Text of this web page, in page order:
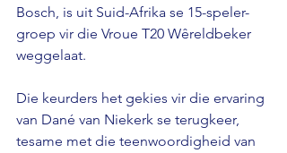
Bosch, is uit Suid-Afrika se 15-speler-
groep vir die Vroue T20 Wêreldbeker
weggelaat.
Die keurders het gekies vir die ervaring
van Dané van Niekerk se terugkeer,
tesame met die teenwoordigheid van